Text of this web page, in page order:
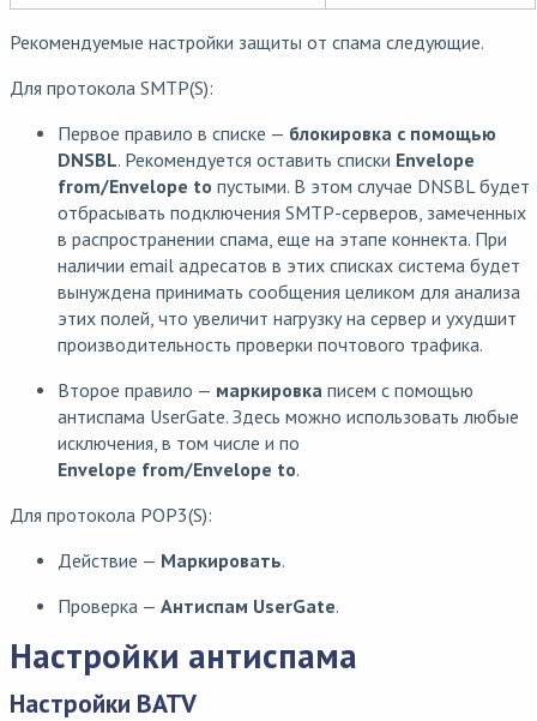
Рекомендуемые настройки защиты от спама следующие.
Для протокола SMTP(S):
Первое правило в списке — блокировка с помощью
DNSBL. Рекомендуется оставить списки Envelopе
from/Envelopе to пустыми. В этом случае DNSBL будет
отбрасывать подключения SMTP-серверов, замеченных
в распространении спама, еще на этапе коннекта. При
наличии email адресатов в этих списках система будет
вынуждена принимать сообщения целиком для анализа
этих полей, что увеличит нагрузку на сервер и ухудшит
производительность проверки почтового трафика.
Второе правило — маркировка писем с помощью
антиспама UserGate. Здесь можно использовать любые
исключения, в том числе и по
Envelope from/Envelope to.
Для протокола POP3(S):
Действие — Маркировать.
Проверка — Антиспам UserGate.
Настройки антиспама
Настройки BATV